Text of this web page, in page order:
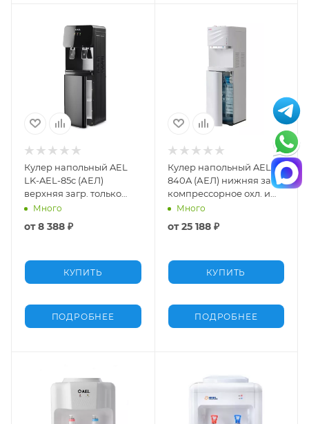
Кулер напольный AEL
LK-AEL-85c (АЕЛ)
верхняя загр. только
нагрев черный Premium
Много
от8 388 ₽
КУПИТЬ
ПОДРОБНЕЕ
Кулер напольный AEL
840A (АЕЛ) нижняя загр.
компрессорное охл. и
нагрев белый Premium
Много
от25 188 ₽
КУПИТЬ
ПОДРОБНЕЕ